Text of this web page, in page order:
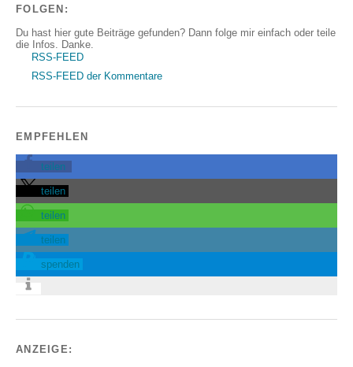
FOLGEN:
Du hast hier gute Beiträge gefunden? Dann folge mir einfach oder teile
die Infos. Danke.
RSS-FEED
RSS-FEED der Kommentare
EMPFEHLEN
teilen
teilen
teilen
teilen
spenden
ANZEIGE: